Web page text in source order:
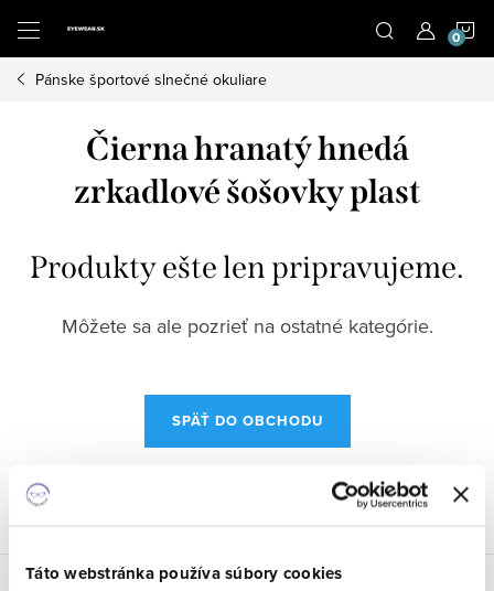
Táto webstránka používa súbory cookies
obsah
Pánske športové slnečné okuliare
Čierna hranatý hnedá
zrkadlové šošovky plast
Produkty ešte len pripravujeme.
Môžete sa ale pozrieť na ostatné kategórie.
SPÄŤ DO OBCHODU